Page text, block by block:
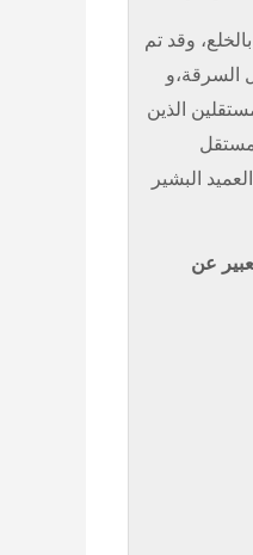
بالخلع، وقد تم
السرقة،و
الذين
البشير
عن